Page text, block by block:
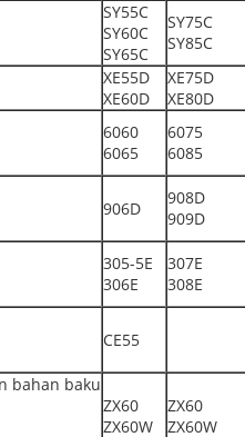
SY55C
SY60C
SY65C
SY75C
SY85C
XE55D
XE60D
XE75D
XE80D
6060
6065
6075
6085
906D
908D
909D
305-5E
306E
307E
308E
CE55
bahan baku
ZX60
ZX60W
ZX60
ZX60W